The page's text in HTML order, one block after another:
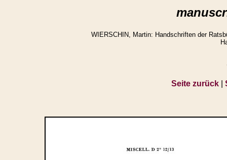
WIERSCHIN, Martin: Handschriften der
Seite zurück|